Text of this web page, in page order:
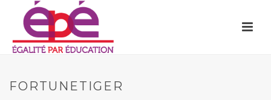
FORTUNETIGER